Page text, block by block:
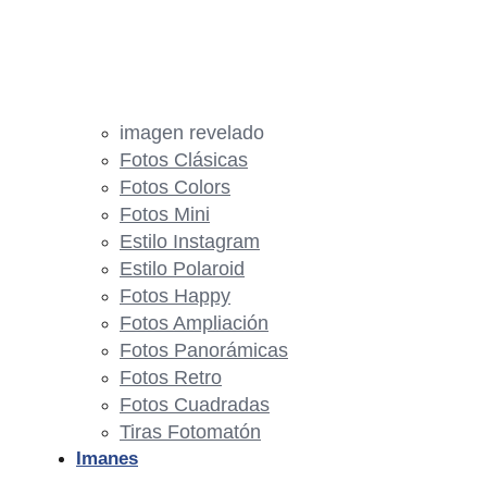
imagen revelado
Fotos Clásicas
Fotos Colors
Fotos Mini
Estilo Instagram
Estilo Polaroid
Fotos Happy
Fotos Ampliación
Fotos Panorámicas
Fotos Retro
Fotos Cuadradas
Tiras Fotomatón
Imanes